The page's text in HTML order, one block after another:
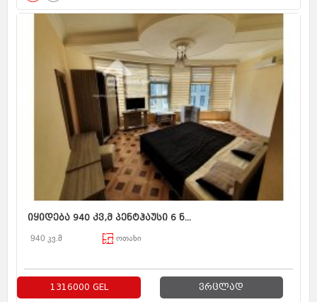
იყიდება 940 კვ,მ პენტჰაუსი 6 ნ...
940 კვ.მ ოთახი
1316000 GEL ვრცლად